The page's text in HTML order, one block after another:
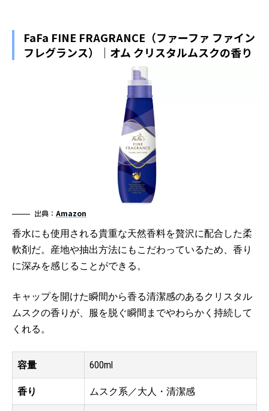
FaFa FINE FRAGRANCE（ファーファ ファイン
フレグランス）｜オム クリスタルムスクの香り
出典： Amazon
香水にも使用される貴重な天然香料を贅沢に配合した柔
軟剤だ。産地や抽出方法にもこだわっているため、香り
に深みを感じることができる。
キャップを開けた瞬間から香る清潔感のあるクリスタル
ムスクの香りが、服を脱ぐ瞬間までやわらかく持続して
くれる。
容量 600ml
香り ムスク系／大人・清潔感